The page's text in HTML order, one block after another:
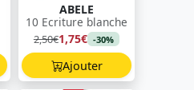
ABELE
10 Ecriture blanche
2,50€1,75€ -30%
Ajouter